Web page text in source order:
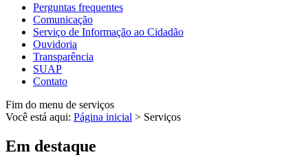
Perguntas frequentes
Comunicação
Serviço de Informação ao Cidadão
Ouvidoria
Transparência
SUAP
Contato
Fim do menu de serviços
Você está aqui: Página inicial > Serviços
Em destaque